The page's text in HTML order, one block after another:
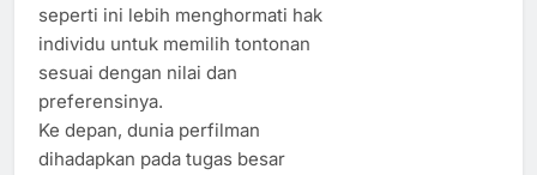
seperti ini lebih menghormati hak
individu untuk memilih tontonan
sesuai dengan nilai dan
preferensinya.
Ke depan, dunia perfilman
dihadapkan pada tugas besar